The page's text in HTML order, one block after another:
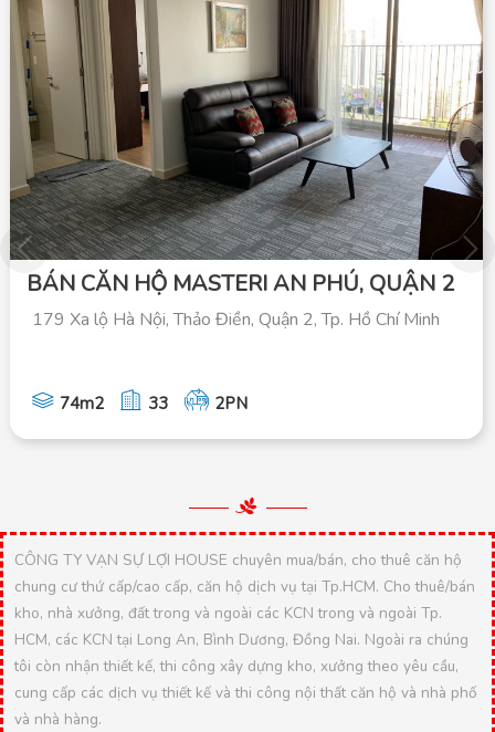
QUẬN 2
Chí Minh
BÁN CĂN HỘ 2PN DỰ ÁN
PHÚ QUẬN 2
64m2
CÔNG TY VẠN SỰ LỢI HOUSE chuyên mua/bán, cho thuê căn hộ
chung cư thứ cấp/cao cấp, căn hộ dịch vụ tại Tp.HCM. Cho thuê/bán
kho, nhà xưởng, đất trong và ngoài các KCN trong và ngoài Tp.
HCM, các KCN tại Long An, Bình Dương, Đồng Nai. Ngoài ra chúng
tôi còn nhận thiết kế, thi công xây dựng kho, xưởng theo yêu cầu,
cung cấp các dịch vụ thiết kế và thi công nội thất căn hộ và nhà phố
và nhà hàng.